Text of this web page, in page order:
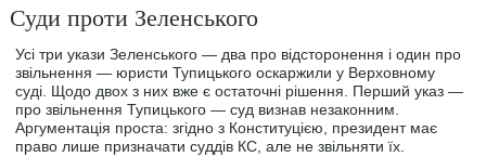
Суди проти Зеленського
Усі три укази Зеленського — два про відсторонення і один про
звільнення — юристи Тупицького оскаржили у Верховному
суді. Щодо двох з них вже є остаточні рішення. Перший указ —
про звільнення Тупицького — суд визнав незаконним.
Аргументація проста: згідно з Конституцією, президент має
право лише призначати суддів КС, але не звільняти їх.